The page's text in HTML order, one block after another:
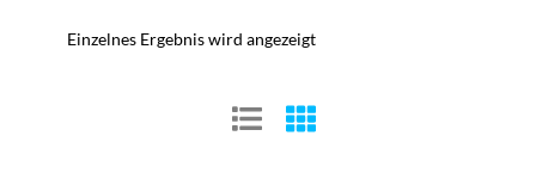
Einzelnes Ergebnis wird angezeigt